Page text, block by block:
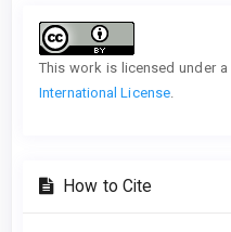
Article
Details
This work is licensed under a
International License
How to Cite